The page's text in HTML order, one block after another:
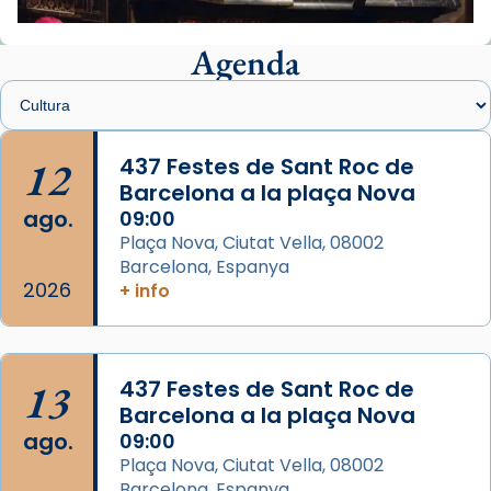
📸 J. Merino
de Barcelona.
1 week ago
Aquest dilluns, 27 de juliol, ha tingut lloc la
missa d’acció de gràcies en agraïment al
comitè organitzador de la visita apostòlica
col·laboradors, a la Catedral de Barcelona.
Josep Omella, ha presidit la missa i l’ha
concelebrat el bisbe auxiliar de Barcelona,
Mons. David Abadías.
Agenda
12
ago.
2026
437 Festes de Sant Roc de
Barcelona a la plaça Nova
09:00
Plaça Nova, Ciutat Vella, 08002
Barcelona, Espanya
+ info
13
ago.
437 Festes de Sant Roc de
Barcelona a la plaça Nova
09:00
Plaça Nova, Ciutat Vella, 08002